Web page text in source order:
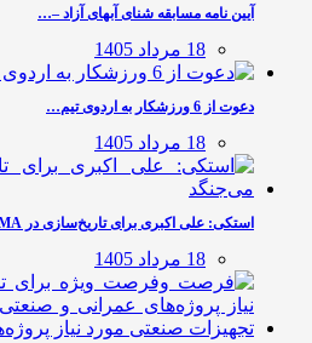
آیین نامه مسابقه شنای آبهای آزاد –…
18 مرداد 1405
دعوت از 6 ورزشکار به اردوی تیم…
18 مرداد 1405
استکی: علی‌ اکبری برای تاریخ‌سازی در MMA…
18 مرداد 1405